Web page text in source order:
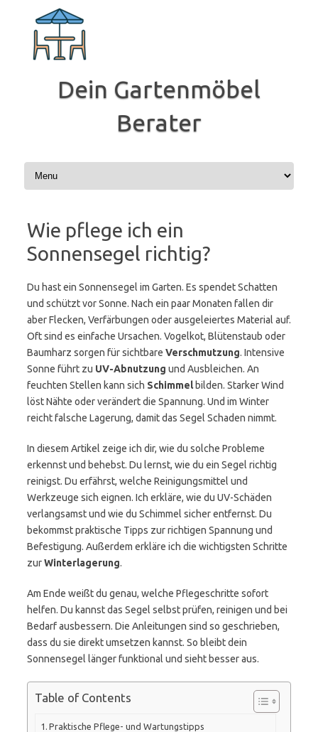
Inhalt
springen
Dein Gartenmöbel
Berater
Wie pflege ich ein
Sonnensegel richtig?
Du hast ein Sonnensegel im Garten. Es spendet Schatten
und schützt vor Sonne. Nach ein paar Monaten fallen dir
aber Flecken, Verfärbungen oder ausgeleiertes Material auf.
Oft sind es einfache Ursachen. Vogelkot, Blütenstaub oder
Baumharz sorgen für sichtbare Verschmutzung. Intensive
Sonne führt zu UV-Abnutzung und Ausbleichen. An
feuchten Stellen kann sich Schimmelbilden. Starker Wind
löst Nähte oder verändert die Spannung. Und im Winter
reicht falsche Lagerung, damit das Segel Schaden nimmt.
In diesem Artikel zeige ich dir, wie du solche Probleme
erkennst und behebst. Du lernst, wie du ein Segel richtig
reinigst. Du erfährst, welche Reinigungsmittel und
Werkzeuge sich eignen. Ich erkläre, wie du UV-Schäden
verlangsamst und wie du Schimmel sicher entfernst. Du
bekommst praktische Tipps zur richtigen Spannung und
Befestigung. Außerdem erkläre ich die wichtigsten Schritte
zurWinterlagerung.
Am Ende weißt du genau, welche Pflegeschritte sofort
helfen. Du kannst das Segel selbst prüfen, reinigen und bei
Bedarf ausbessern. Die Anleitungen sind so geschrieben,
dass du sie direkt umsetzen kannst. So bleibt dein
Sonnensegel länger funktional und sieht besser aus.
Table of Contents
Praktische Pflege- und Wartungstipps